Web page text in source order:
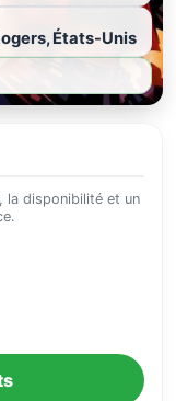
États-Unis
la disponibilité et un